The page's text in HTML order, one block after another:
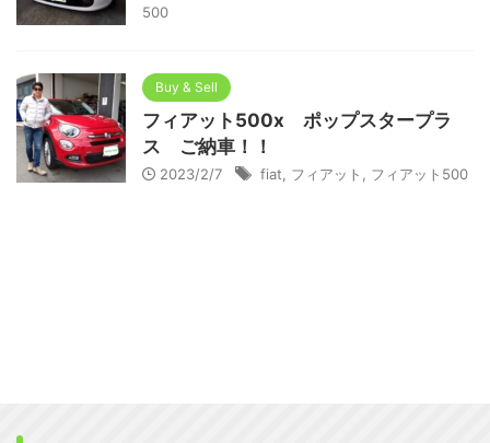
500
Buy & Sell
フィアット500x ポップスタープラ
ス ご納車！！
2023/2/7 fiat フィアット フィアット500